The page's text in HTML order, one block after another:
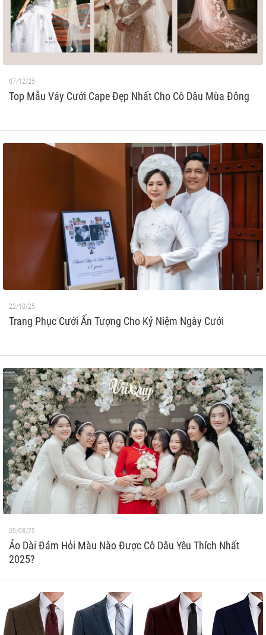
07/12/25
Top Mẫu Váy Cưới Cape Đẹp Nhất Cho Cô Dâu Mùa Đông
22/10/25
Trang Phục Cưới Ấn Tượng Cho Kỷ Niệm Ngày Cưới
05/08/25
Áo Dài Đám Hỏi Màu Nào Được Cô Dâu Yêu Thích Nhất
2025?